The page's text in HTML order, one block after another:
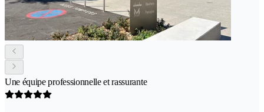
Une équipe professionnelle et rassurante